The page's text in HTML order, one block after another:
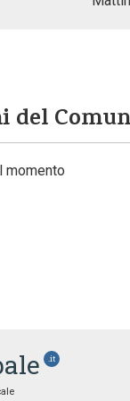
del
momento
.it